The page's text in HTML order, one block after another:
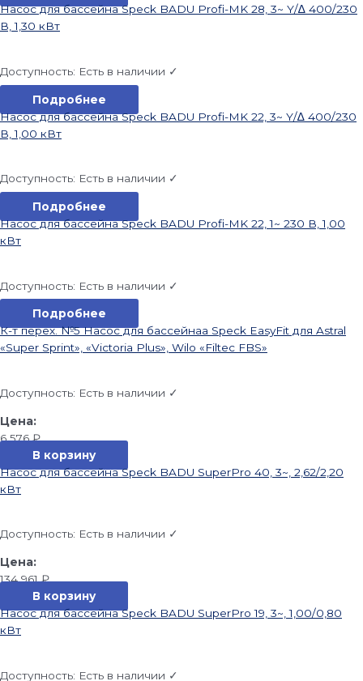
Насос для бассейна Speck BADU Profi-MK 28, 3~ Y/∆ 400/230
В, 1,30 кВт
Доступность: Есть в наличии ✓
Подробнее
Насос для бассейна Speck BADU Profi-MK 22, 3~ Y/∆ 400/230
В, 1,00 кВт
Доступность: Есть в наличии ✓
Подробнее
Насос для бассейна Speck BADU Profi-MK 22, 1~ 230 В, 1,00
кВт
Доступность: Есть в наличии ✓
Подробнее
К-т перех. №5 Насос для бассейнаа Speck EasyFit для Astral
«Super Sprint», «Victoria Plus», Wilo «Filtec FBS»
Доступность: Есть в наличии ✓
6 576₽
В корзину
Насос для бассейна Speck BADU SuperPro 40, 3~, 2,62/2,20
кВт
Доступность: Есть в наличии ✓
134 961₽
В корзину
Насос для бассейна Speck BADU SuperPro 19, 3~, 1,00/0,80
кВт
Доступность: Есть в наличии ✓